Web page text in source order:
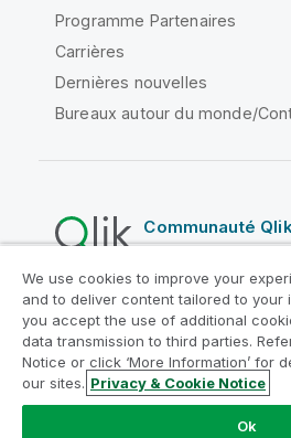
Programme Partenaires
Carrières
Dernières nouvelles
Bureaux autour du monde/
Communauté
Contrats juridiques
Conditions d'utilisation des
Legal Policies
Conditions
Conditions d'utilisation
Do Not Share My Info
We use cookies to improve your
and to deliver content tailored to your
you accept the use of additional
data transmission to third parties.
Notice or click ‘More Information’ for
our sites. Privacy & Cookie Notice
Ok